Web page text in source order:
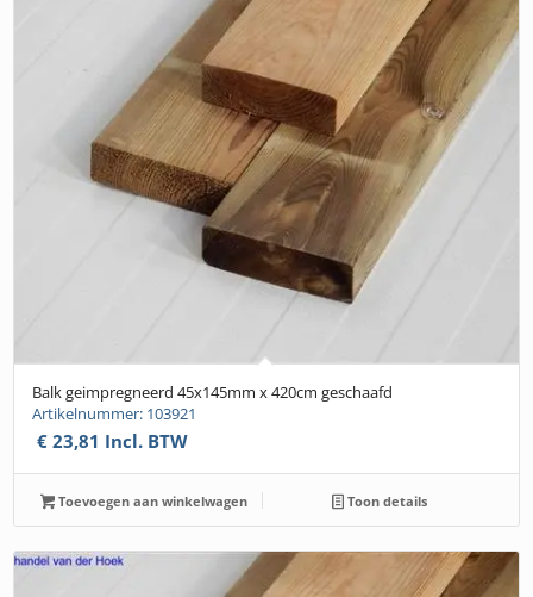
Balk geimpregneerd 45x145mm x 420cm geschaafd
Artikelnummer: 103921
€ 23,81 Incl. BTW
Toevoegen aan winkelwagen Toon details